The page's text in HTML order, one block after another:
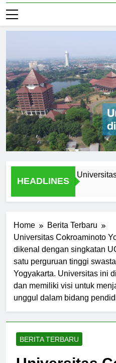
Evolution of Universitas Darma
Home
Berita Terbaru
Universitas Cokroaminoto
dikenal dengan singkatan
satu perguruan tinggi
Yogyakarta. Universitas ini
dan memiliki visi untuk
BERITA TERBARU